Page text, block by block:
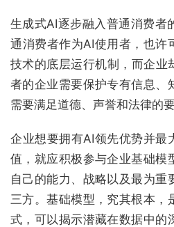
生成式AI逐步融入普通消费者
通消费者作为AI使用者，也许
技术的底层运行机制，而企业
者的企业需要保护专有信息、
需要满足道德、声誉和法律的要
企业想要拥有AI领先优势并最
值，就应积极参与企业基础模
自己的能力、战略以及最为重
三方。基础模型，究其根本，
式，可以揭示潜藏在数据中的